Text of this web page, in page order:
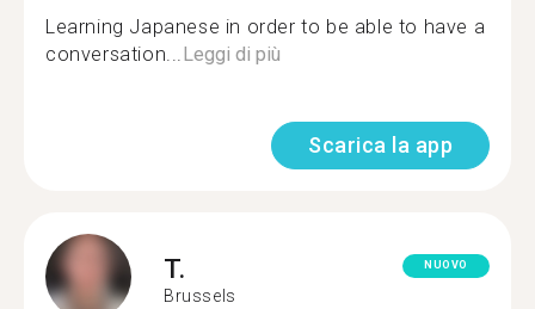
Learning Japanese in order to be able to have a
conversation...Leggi di più
Scarica la app
T.
Brussels
NUOVO